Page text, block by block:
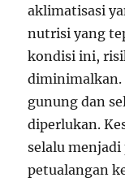
aklimatisasi
nutrisi yang
kondisi ini,
diminimalkan.
gunung dan
diperlukan.
selalu
petualangan